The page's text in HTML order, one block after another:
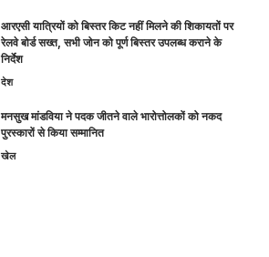
आरएसी यात्रियों को बिस्तर किट नहीं मिलने की शिकायतों पर
रेलवे बोर्ड सख्त, सभी जोन को पूर्ण बिस्तर उपलब्ध कराने के
निर्देश
देश
मनसुख मांडविया ने पदक जीतने वाले भारोत्तोलकों को नकद
पुरस्कारों से किया सम्मानित
खेल